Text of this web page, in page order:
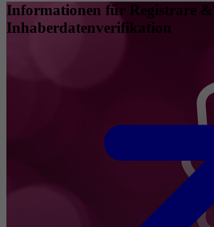
Informationen für Registrare &
Inhaberdatenverifikation